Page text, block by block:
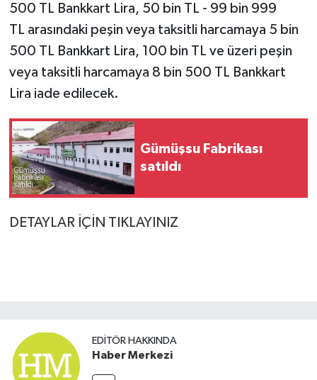
500 TL Bankkart Lira, 50 bin TL - 99 bin 999
TL arasındaki peşin veya taksitli harcamaya 5 bin
500 TL Bankkart Lira, 100 bin TL ve üzeri peşin
veya taksitli harcamaya 8 bin 500 TL Bankkart
Lira iade edilecek.
Gümüşsu Fabrikası
satıldı
DETAYLAR İÇİN TIKLAYINIZ
EDITÖR HAKKINDA
Haber Merkezi